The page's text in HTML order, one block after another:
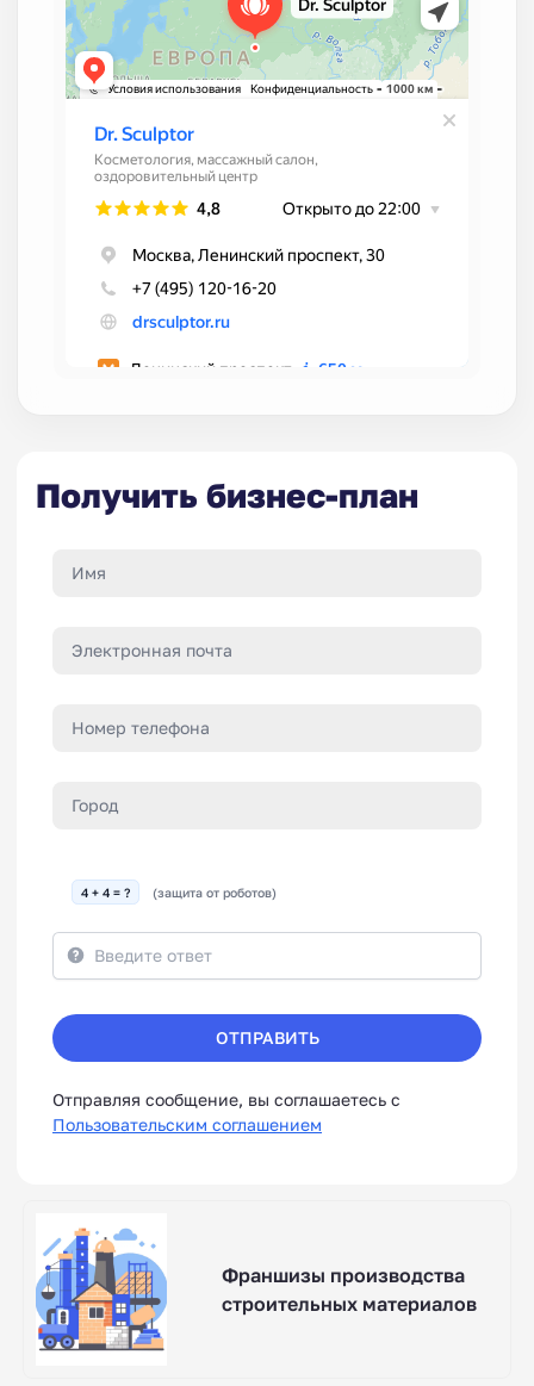
Получить бизнес-план
4 + 4 = ? (защита от роботов)
ОТПРАВИТЬ
Отправляя сообщение, вы соглашаетесь с
Пользовательским соглашением
Франшизы производства
строительных материалов